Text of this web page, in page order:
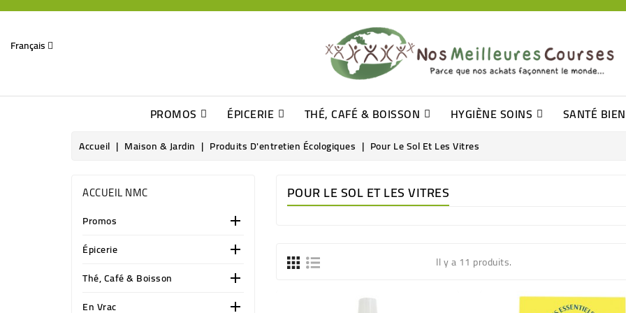
Français
PROMOS ÉPICERIE THÉ, CAFÉ & BOISSON HYGIÈNE SOINS SANTÉ
Accueil Maison & Jardin Produits D'entretien Écologiques Pour Le Sol Et Les Vitres
ACCUEIL NMC
Promos 
Épicerie 
Thé, Café & Boisson 
En Vrac 
POUR LE SOL ET LES VITRES
Il y a 11 produits.